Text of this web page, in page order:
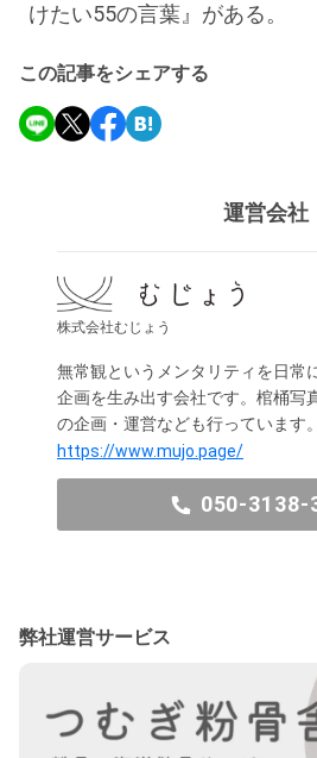
けたい55の言葉』がある。
この記事をシェアする
運営会社
株式会社むじょう
無常観というメンタリティを日常
企画を生み出す会社です。棺桶写
の企画・運営なども行っています。
https://www.mujo.page/
050-3138-
弊社運営サービス